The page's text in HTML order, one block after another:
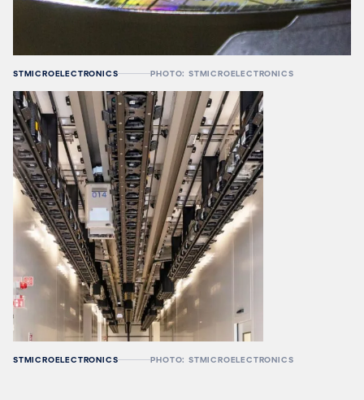
STMICROELECTRONICS PHOTO: STMICROELECTRONICS
STMICROELECTRONICS PHOTO: STMICROELECTRONICS